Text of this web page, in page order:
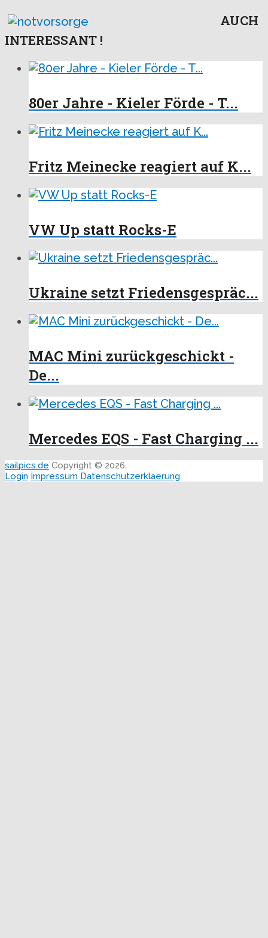
AUCH
INTERESSANT !
80er Jahre - Kieler Förde - T...
Fritz Meinecke reagiert auf K...
VW Up statt Rocks-E
Ukraine setzt Friedensgespräc...
MAC Mini zurückgeschickt -
De...
Mercedes EQS - Fast Charging ...
sailpics.de Copyright © 2026.
Login Impressum Datenschutzerklaerung